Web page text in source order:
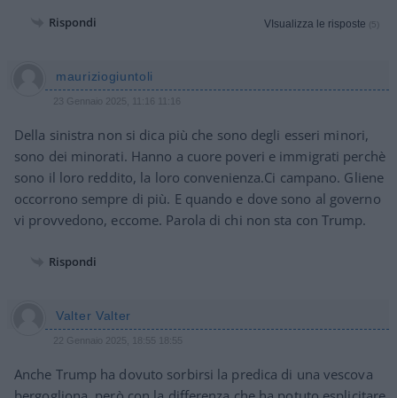
Rispondi VIsualizza le risposte (5)
mauriziogiuntoli
23 Gennaio 2025, 11:16 11:16
Della sinistra non si dica più che sono degli esseri minori,
sono dei minorati. Hanno a cuore poveri e immigrati perchè
sono il loro reddito, la loro convenienza.Ci campano. Gliene
occorrono sempre di più. E quando e dove sono al governo
vi provvedono, eccome. Parola di chi non sta con Trump.
Rispondi
Valter Valter
22 Gennaio 2025, 18:55 18:55
Anche Trump ha dovuto sorbirsi la predica di una vescova